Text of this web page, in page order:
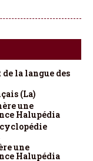
la langue des
(La)
une
Halupédia
une
Halupédia